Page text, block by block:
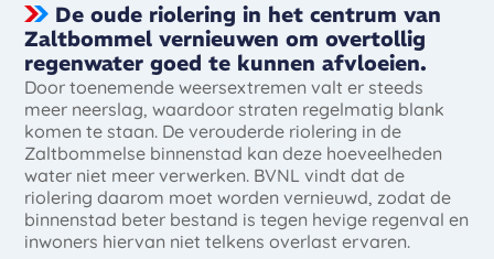
De oude riolering in het centrum van
Zaltbommel vernieuwen om overtollig
regenwater goed te kunnen afvloeien.
Door toenemende weers­extremen valt er steeds
meer neerslag, waardoor straten regelmatig blank
komen te staan. De verouderde riolering in de
Zaltbommelse binnenstad kan deze hoeveelheden
water niet meer verwerken. BVNL vindt dat de
riolering daarom moet worden vernieuwd, zodat de
binnenstad beter bestand is tegen hevige regenval en
inwoners hiervan niet telkens overlast ervaren.